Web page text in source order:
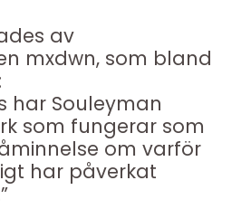
av
mxdwn, som bland
har Souleyman
som fungerar som
om varför
har påverkat